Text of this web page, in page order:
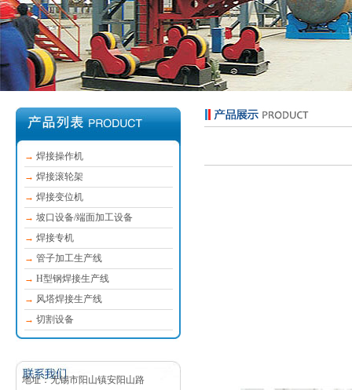
→ 焊接操作机
→ 焊接滚轮架
→ 焊接变位机
→ 坡口设备/端面加工设备
→ 焊接专机
→ 管子加工生产线
→ H型钢焊接生产线
→ 风塔焊接生产线
→ 切割设备
地址：无锡市阳山镇安阳山路